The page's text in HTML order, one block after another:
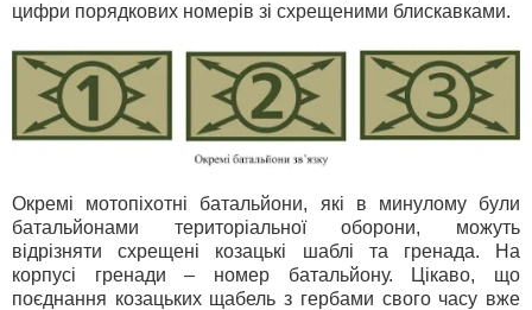
цифри порядкових номерів зі схрещеними блискавками.
Окремі мотопіхотні батальйони, які в минулому були
батальйонами територіальної оборони, можуть
відрізняти схрещені козацькі шаблі та гренада. На
корпусі гренади – номер батальйону. Цікаво, що
поєднання козацьких щабель з гербами свого часу вже